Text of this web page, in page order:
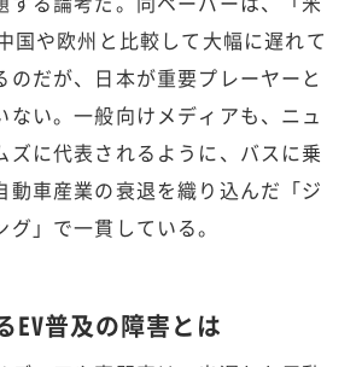
国や欧州と比較して大幅に遅れて
のだが、日本が重要プレーヤーと
ない。一般向けメディアも、ニュ
ズに代表されるように、バスに乗
動車産業の衰退を織り込んだ「ジ
」で一貫している。
EV普及の障害とは